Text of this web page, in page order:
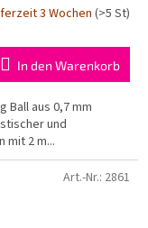
3 Wochen (>5 St)
In den Warenkorb
Ball aus 0,7 mm
und
mit 2 m...
Art.-Nr.: 2861